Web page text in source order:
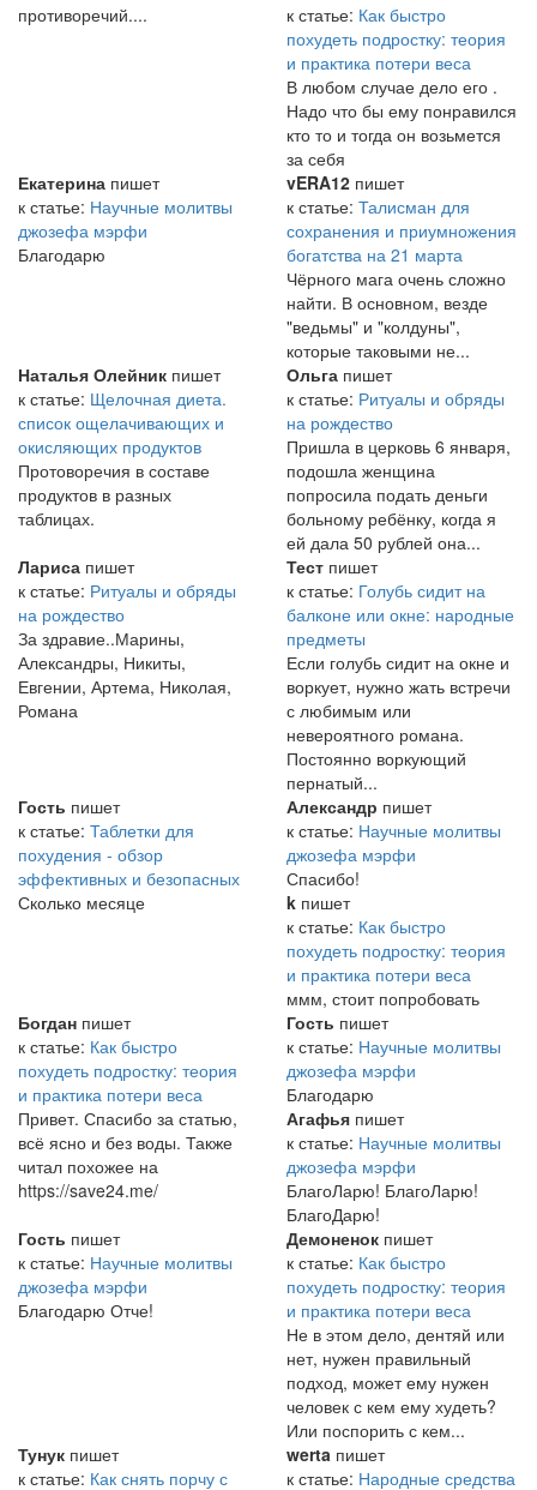
противоречий....
к статье: Как быстро
похудеть подростку: теория
и практика потери веса
В любом случае дело его .
Надо что бы ему понравился
кто то и тогда он возьмется
за себя
Екатерина пишет
к статье: Научные молитвы
джозефа мэрфи
Благодарю
vERA12 пишет
к статье: Талисман для
сохранения и приумножения
богатства на 21 марта
Чёрного мага очень сложно
найти. В основном, везде
"ведьмы" и "колдуны",
которые таковыми не...
Наталья Олейник пишет
к статье: Щелочная диета.
список ощелачивающих и
окисляющих продуктов
Протоворечия в составе
продуктов в разных
таблицах.
Ольга пишет
к статье: Ритуалы и обряды
на рождество
Пришла в церковь 6 января,
подошла женщина
попросила подать деньги
больному ребёнку, когда я
ей дала 50 рублей она...
Лариса пишет
к статье: Ритуалы и обряды
на рождество
За здравие..Марины,
Александры, Никиты,
Евгении, Артема, Николая,
Романа
Тест пишет
к статье: Голубь сидит на
балконе или окне: народные
предметы
Если голубь сидит на окне и
воркует, нужно жать встречи
с любимым или
невероятного романа.
Постоянно воркующий
пернатый...
Гость пишет
к статье: Таблетки для
похудения - обзор
эффективных и безопасных
Сколько месяце
Александр пишет
к статье: Научные молитвы
джозефа мэрфи
Спасибо!
k пишет
к статье: Как быстро
похудеть подростку: теория
и практика потери веса
ммм, стоит попробовать
Богдан пишет
к статье: Как быстро
похудеть подростку: теория
и практика потери веса
Привет. Спасибо за статью,
всё ясно и без воды. Также
читал похожее на
https://save24.me/
Гость пишет
к статье: Научные молитвы
джозефа мэрфи
Благодарю
Агафья пишет
к статье: Научные молитвы
джозефа мэрфи
БлагоЛарю! БлагоЛарю!
БлагоДарю!
Гость пишет
к статье: Научные молитвы
джозефа мэрфи
Благодарю Отче!
Демоненок пишет
к статье: Как быстро
похудеть подростку: теория
и практика потери веса
Не в этом дело, дентяй или
нет, нужен правильный
подход, может ему нужен
человек с кем ему худеть?
Или поспорить с кем...
Тунук пишет
к статье: Как снять порчу с
werta пишет
к статье: Народные средства